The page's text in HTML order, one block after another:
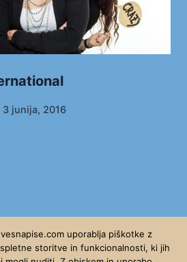
3 junija, 2016
uporablja piškotke z
storitve in funkcionalnosti, ki jih